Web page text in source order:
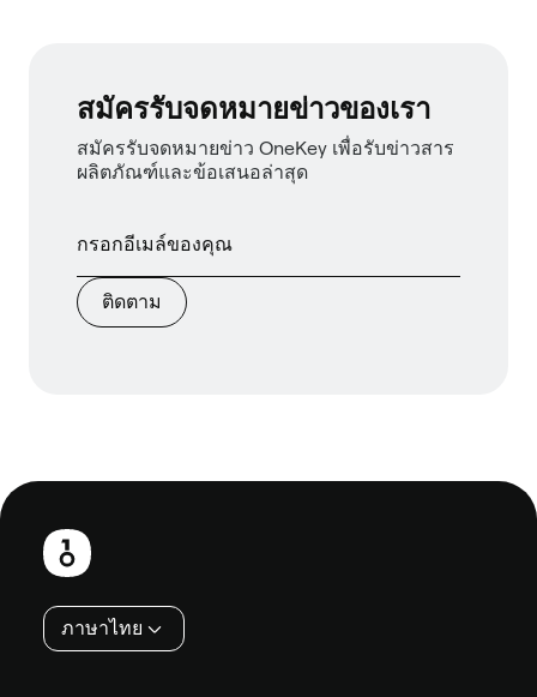
สมัครรับจดหมายข่าวของเรา
สมัครรับจดหมายข่าว OneKey เพื่อรับข่าวสาร
ผลิตภัณฑ์และข้อเสนอล่าสุด
ติดตาม
ส่วน
ท้าย
ภาษาไทย